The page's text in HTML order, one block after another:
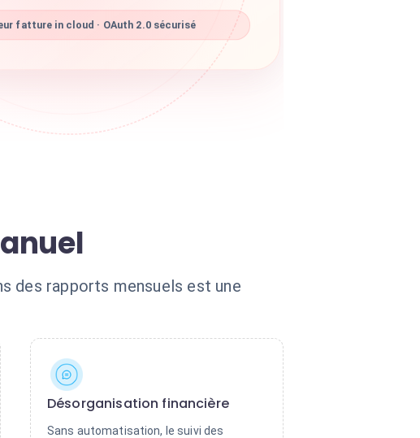
fatture in cloud · OAuth 2.0 sécurisé
des rapports mensuels est une
Désorganisation financière
Sans automatisation, le suivi des